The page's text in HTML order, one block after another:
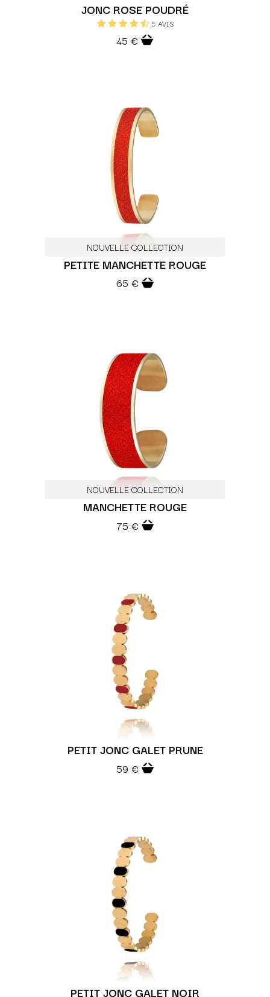
JONC ROSE POUDRÉ
5 AVIS
45 €
NOUVELLE COLLECTION
PETITE MANCHETTE ROUGE
65 €
NOUVELLE COLLECTION
MANCHETTE ROUGE
75 €
PETIT JONC GALET PRUNE
59 €
PETIT JONC GALET NOIR